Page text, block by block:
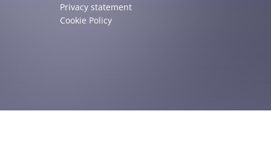
Privacy statement
Cookie Policy